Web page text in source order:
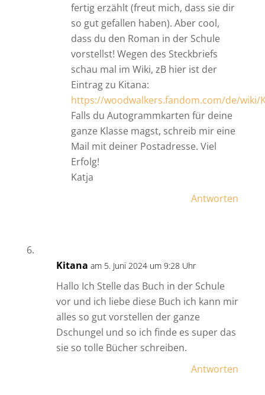
fertig erzählt (freut mich, dass sie dir
so gut gefallen haben). Aber cool,
dass du den Roman in der Schule
vorstellst! Wegen des Steckbriefs
schau mal im Wiki, zB hier ist der
Eintrag zu Kitana:
https://woodwalkers.fandom.com/de/wiki/
Falls du Autogrammkarten für deine
ganze Klasse magst, schreib mir eine
Mail mit deiner Postadresse. Viel
Erfolg!
Katja
Antworten
Kitana am 5. Juni 2024 um 9:28 Uhr
Hallo Ich Stelle das Buch in der Schule
vor und ich liebe diese Buch ich kann mir
alles so gut vorstellen der ganze
Dschungel und so ich finde es super das
sie so tolle Bücher schreiben.
Antworten